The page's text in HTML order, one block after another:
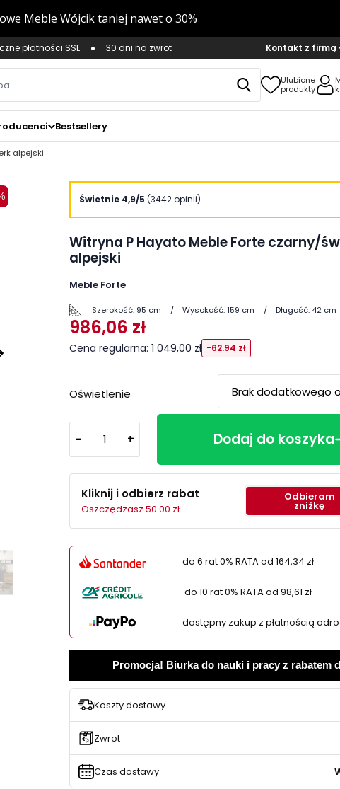
płatności SSL 30 dni na zwrot Kontakt z firmą
Ulubione
produkty
Bestsellery
alpejski
Świetnie 4,9/5 (3442 opinii)
Witryna P Hayato Meble Forte czarny/
alpejski
Meble Forte
Szerokość: 95 cm Wysokość:159 cm Długość: 42 cm
986,06 zł
Cena regularna: 1 049,00 zł -62.94 zł
Oświetlenie
- + Dodaj do koszyka
Kliknij i odbierz rabat
Oszczędzasz 50.00 zł
Odbieram
zniżkę
do 6 rat 0% RATA od 164,34 zł
do 10 rat 0% RATA od 98,61 zł
dostępny zakup z płatnością
Promocja! Biurka do nauki i pracy z rabatem
Koszty dostawy
Zwrot
Czas dostawy